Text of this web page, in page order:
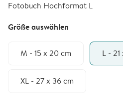
Fotobuch Hochformat L
Größe auswählen
M - 15 x 20 cm L -
XL - 27 x 36 cm